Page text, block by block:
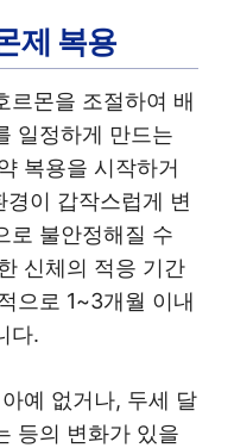
제 복용
르몬을 조절하여 배
일정하게 만드는
복용을 시작하거
이 갑작스럽게 변
로 불안정해질 수
신체의 적응 기간
으로 1~3개월 이내
다.
예 없거나, 두세 달
등의 변화가 있을